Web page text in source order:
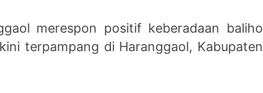
merespon positif keberadaan baliho
terpampang di Haranggaol, Kabupaten